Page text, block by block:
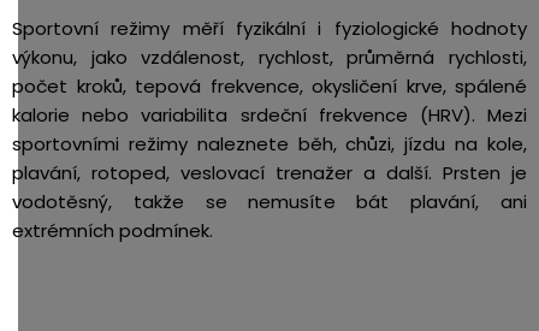
Sportovní režimy měří fyzikální i fyziologické hodnoty
výkonu, jako vzdálenost, rychlost, průměrná rychlosti,
počet kroků, tepová frekvence, okysličení krve, spálené
kalorie nebo variabilita srdeční frekvence (HRV). Mezi
sportovními režimy naleznete běh, chůzi, jízdu na kole,
plavání, rotoped, veslovací trenažer a další. Prsten je
vodotěsný, takže se nemusíte bát plavání, ani
extrémních podmínek.